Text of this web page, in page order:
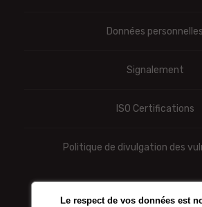
Données personnelles
Signalement
ISO Certifications
Politique de divulgation des
Le respect de vos données est